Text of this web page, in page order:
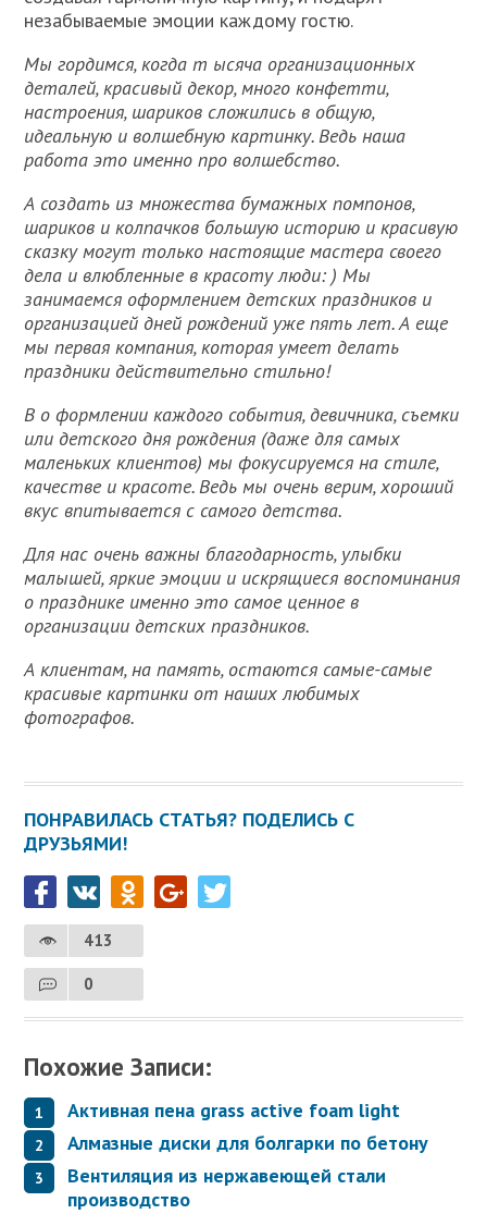
незабываемые эмоции каждому гостю.
Мы гордимся, когда т ысяча организационных
деталей, красивый декор, много конфетти,
настроения, шариков сложились в общую,
идеальную и волшебную картинку. Ведь наша
работа это именно про волшебство.
А создать из множества бумажных помпонов,
шариков и колпачков большую историю и красивую
сказку могут только настоящие мастера своего
дела и влюбленные в красоту люди: ) Мы
занимаемся оформлением детских праздников и
организацией дней рождений уже пять лет. А еще
мы первая компания, которая умеет делать
праздники действительно стильно!
В о формлении каждого события, девичника, съемки
или детского дня рождения (даже для самых
маленьких клиентов) мы фокусируемся на стиле,
качестве и красоте. Ведь мы очень верим, хороший
вкус впитывается с самого детства.
Для нас очень важны благодарность, улыбки
малышей, яркие эмоции и искрящиеся воспоминания
о празднике именно это самое ценное в
организации детских праздников.
А клиентам, на память, остаются самые-самые
красивые картинки от наших любимых
фотографов.
ПОНРАВИЛАСЬ СТАТЬЯ? ПОДЕЛИСЬ С
ДРУЗЬЯМИ!
413
0
Похожие Записи:
Активная пена grass active foam light
Алмазные диски для болгарки по бетону
Вентиляция из нержавеющей стали
производство